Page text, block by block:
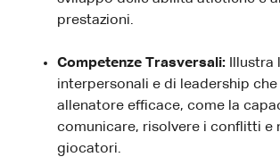
prestazioni.
Competenze Trasversali:
interpersonali e di leadership
allenatore efficace, come la
comunicare, risolvere i conflitti e
giocatori.